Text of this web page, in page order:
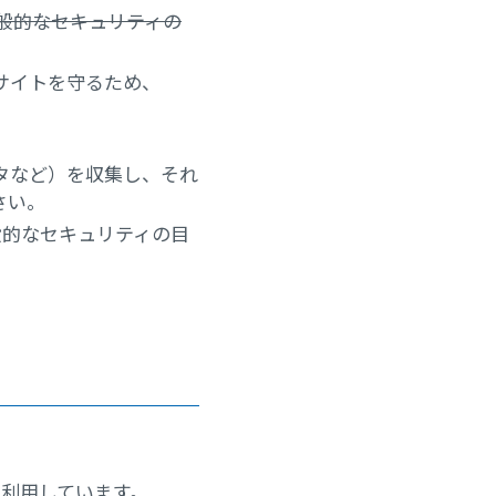
的なセキュリティの
トを守るため、
ど）を収集し、それ
。
なセキュリティの目